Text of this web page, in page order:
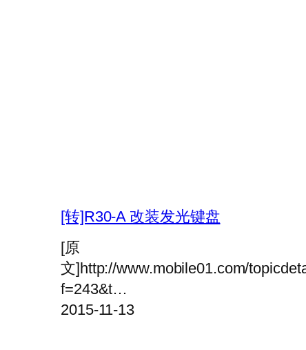
[转]R30-A 改装发光键盘
[原
文]http://www.mobile01.com/
f=243&t…
2015-11-13